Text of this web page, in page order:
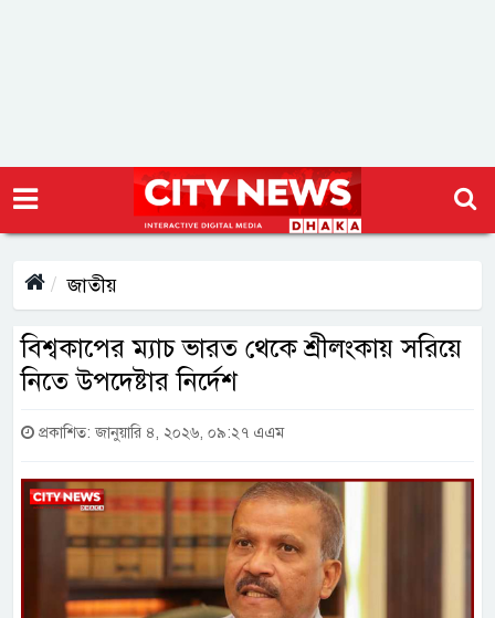
জাতীয়
বিশ্বকাপের ম্যাচ ভারত থেকে শ্রীলংকায় সরিয়ে
নিতে উপদেষ্টার নির্দেশ
প্রকাশিত: জানুয়ারি ৪, ২০২৬, ০৯:২৭ এএম